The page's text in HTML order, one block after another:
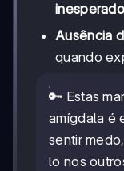
Ausência
quando
🔑 Estas
amígdala é
sentir
lo nos